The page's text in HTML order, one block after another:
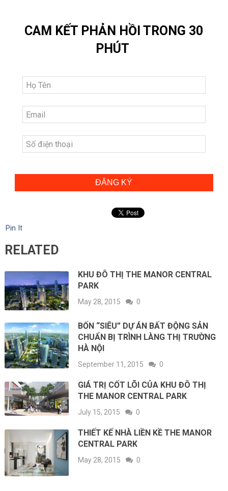
CAM KẾT PHẢN HỒI TRONG 30
PHÚT
ĐĂNG KÝ
Pin It
RELATED
KHU ĐÔ THỊ THE MANOR CENTRAL
PARK
May 28, 2015 0
BỐN “SIÊU” DỰ ÁN BẤT ĐỘNG SẢN
CHUẨN BỊ TRÌNH LÀNG THỊ TRƯỜNG
HÀ NỘI
September 11, 2015 0
GIÁ TRỊ CỐT LÕI CỦA KHU ĐÔ THỊ
THE MANOR CENTRAL PARK
July 15, 2015 0
THIẾT KẾ NHÀ LIỀN KỀ THE MANOR
CENTRAL PARK
May 28, 2015 0